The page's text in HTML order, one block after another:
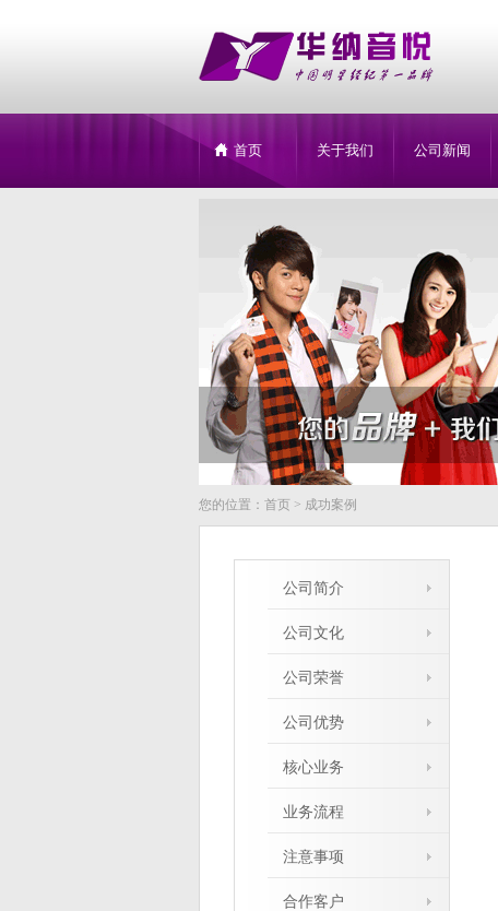
首页 关于我们 公司新闻
您的位置： 首页 > 成功案例
公司简介
公司文化
公司荣誉
公司优势
核心业务
业务流程
注意事项
合作客户